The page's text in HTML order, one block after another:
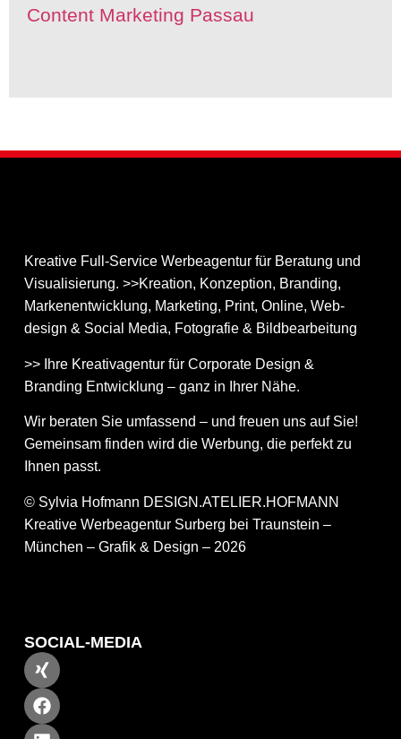
Content Marketing Passau
Kreative Full-Service Werbeagentur für Beratung und
Visualisierung. >>Kreation, Konzeption, Branding,
Markenentwicklung, Marketing, Print, Online, Web­
design & Social Media, Fotografie & Bildbear­bei­tung
>> Ihre Kreativagentur für Corporate Design &
Branding Entwicklung – ganz in Ihrer Nähe.
Wir beraten Sie umfassend – und freuen uns auf Sie!
Gemeinsam finden wird die Werbung, die perfekt zu
Ihnen passt.
© Sylvia Hofmann DESIGN.ATELIER.HOFMANN
Kreative Werbeagentur Surberg bei Traunstein –
München – Grafik & Design – 2026
SOCIAL-MEDIA